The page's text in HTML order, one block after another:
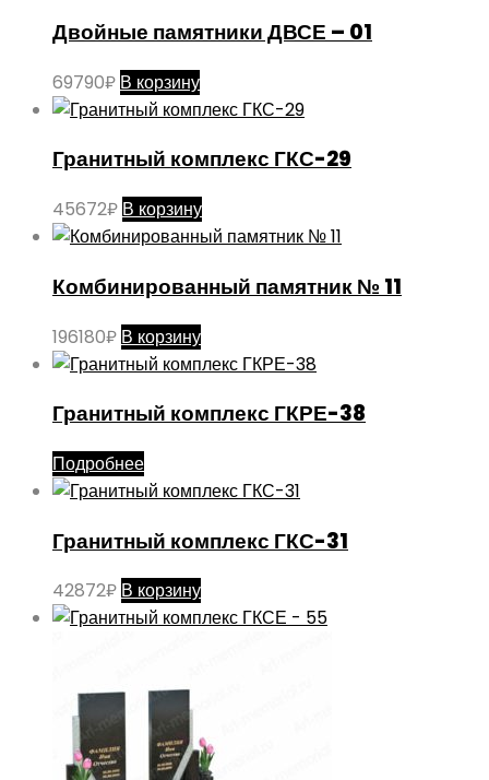
Двойные памятники ДВСЕ – 01
69790₽ В корзину
Гранитный комплекс ГКС-29
45672₽ В корзину
Комбинированный памятник № 11
196180₽ В корзину
Гранитный комплекс ГКРЕ-38
Подробнее
Гранитный комплекс ГКС-31
42872₽ В корзину